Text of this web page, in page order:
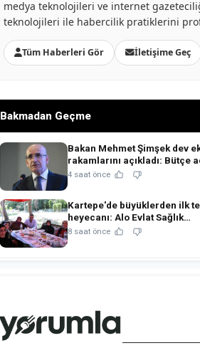
medya teknolojileri ve internet
teknolojileri ile habercilik pratiklerini
Tüm Haberleri Gör İletişime Geç
Bakmadan Geçme
Bakan Mehmet Şimşek dev
rakamlarını açıkladı: Bütçe
ihracat ve rezervlerde kritik
4 saat önce
Kartepe'de büyüklerden ilk
heyecanı: Alo Evlat Sağlık
Kulübü'nden anlamlı buluşma!
8 saat önce